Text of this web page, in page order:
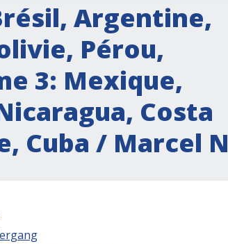
Argentine,
Pérou,
3: Mexique,
Costa
Cuba / Marcel N